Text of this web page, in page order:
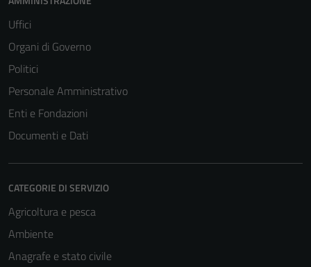
Uffici
Organi di Governo
Politici
Personale Amministrativo
Enti e Fondazioni
Documenti e Dati
CATEGORIE DI SERVIZIO
Agricoltura e pesca
Ambiente
Anagrafe e stato civile